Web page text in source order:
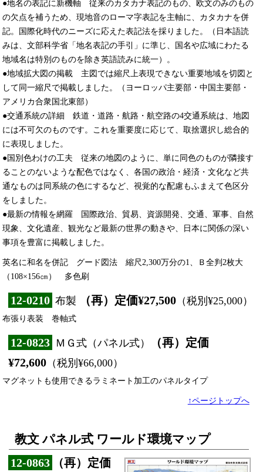
●地名の表記に新機軸 従来のカタカナ表記のもの、欧文のみのもの
の欠点を補うため、現地音のローマ字表記を主軸に、カタカナを併
記。国際化時代のニーズに応えた表記法を採りました。（日本語読
みは、文部科学省「地名表記の手引」に準じ、国名や広域にわたる
地域名は特別のものを除き英語読みに統一）。
●地域拡大図の掲載 主図では縮尺上表現できない重要地域を切図と
して同一縮尺で掲載しました。（ヨーロッパ主要部・中国主要部・
アメリカ合衆国北東部）
●交通系統の詳細 鉄道・道路・航路・航空路の4交通系統は、地図
には不可欠のものです。これを重要度に応じて、取捨選択し総合的
に表現しました。
●国別色わけの工夫 従来の地図のように、単に同色のものが隣接す
ることのないような配色ではなく、各国の政治・経済・文化など共
通なものは同系統の色にするなど、視覚的な配慮もふまえて色区分
をしました。
●最新の情報を網羅 国際政治、貿易、資源開発、交通、軍事、自然
現象、文化遺産、観光など最新の世界の動きや、日本に関係の深い
事項を豊富に掲載しました。
英名に和名を併記 グード図法 縮尺2,300万分の1、Ｂ全判2枚大
（108×156㎝） 多色刷
12-0210 布製 （再）定価¥27,500（税別¥25,000）
布張り表装 巻軸式
12-0823 ＭＧ式（パネル式）
（再）定価
¥72,600（税別¥66,000）
マグネットも使用できるラミネート加工のパネルタイプ
↑ページトップへ
教文 パネル式 ワールド環境マップ
12-0863
（再）定価